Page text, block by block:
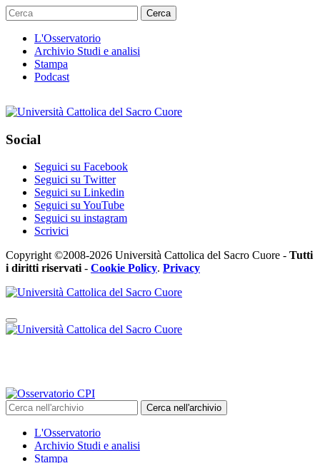
Cerca
L'Osservatorio
Archivio Studi e analisi
Stampa
Podcast
Social
Seguici su Facebook
Seguici su Twitter
Seguici su Linkedin
Seguici su YouTube
Seguici su instagram
Scrivici
Copyright ©2008-2026 Università Cattolica del Sacro Cuore - Tutti
i diritti riservati- Cookie Policy. Privacy
Cerca nell'archivio
L'Osservatorio
Archivio Studi e analisi
Stampa